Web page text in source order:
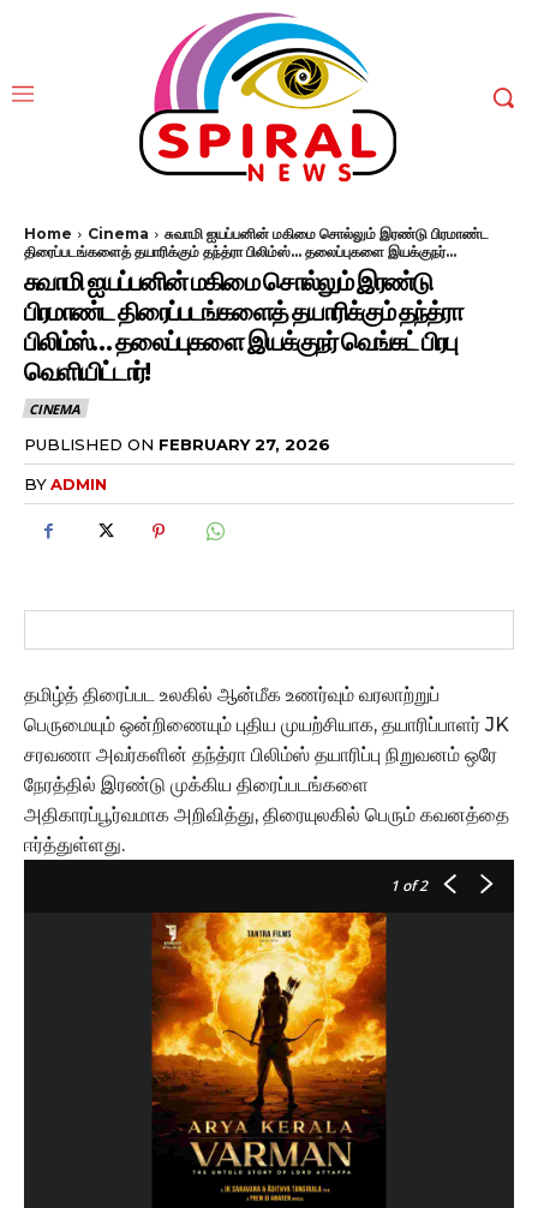
Home Cinema
சுவாமி ஐயப்பனின் மகிமை சொல்லும் இரண்டு பிரமாண்ட
திரைப்படங்களைத் தயாரிக்கும் தந்த்ரா பிலிம்ஸ்... தலைப்புகளை இயக்குநர்...
சுவாமி ஐயப்பனின் மகிமை சொல்லும் இரண்டு
பிரமாண்ட திரைப்படங்களைத் தயாரிக்கும் தந்த்ரா
பிலிம்ஸ்… தலைப்புகளை இயக்குநர் வெங்கட் பிரபு
வெளியிட்டார்!
CINEMA
PUBLISHED ON FEBRUARY 27, 2026
BYADMIN
தமிழ்த் திரைப்பட உலகில் ஆன்மீக உணர்வும் வரலாற்றுப்
பெருமையும் ஒன்றிணையும் புதிய முயற்சியாக, தயாரிப்பாளர் JK
சரவணா அவர்களின் தந்த்ரா பிலிம்ஸ் தயாரிப்பு நிறுவனம் ஒரே
நேரத்தில் இரண்டு முக்கிய திரைப்படங்களை
அதிகாரப்பூர்வமாக அறிவித்து, திரையுலகில் பெரும் கவனத்தை
ஈர்த்துள்ளது.
1 of 2